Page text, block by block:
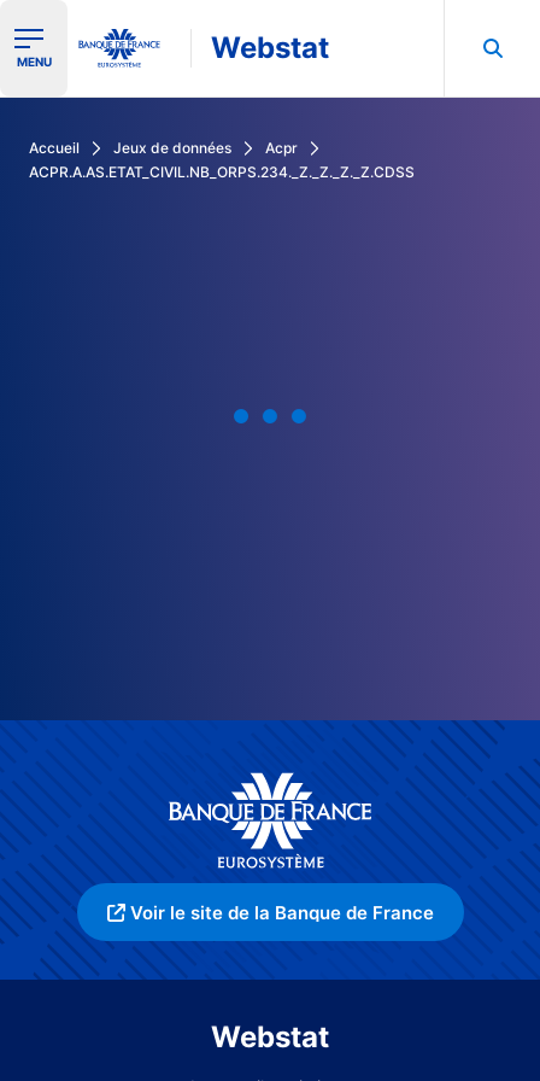
Ouvrir le menu de navigation
MENU Webstat
Accueil Jeux de données
Acpr
ACPR.A.AS.ETAT_CIVIL.NB_ORPS.234._Z._Z._Z._Z.CDSS
Voir le site de la Banque de France
Webstat